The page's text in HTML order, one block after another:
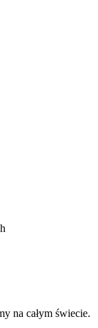
na całym świecie.